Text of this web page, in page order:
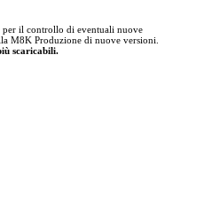
il controllo di eventuali nuove
M8K Produzione di nuove versioni.
scaricabili.